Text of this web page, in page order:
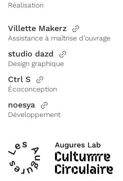
Réalisation
Villette Makerz
Assistance à maîtrise d’ouvrage
studio dazd
Design graphique
Ctrl S
Écoconception
noesya
Développement